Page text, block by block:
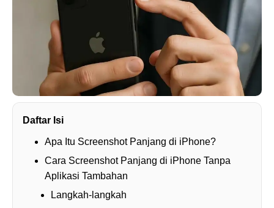
Daftar Isi
Apa Itu Screenshot Panjang di iPhone?
Cara Screenshot Panjang di iPhone Tanpa
Aplikasi Tambahan
Langkah-langkah